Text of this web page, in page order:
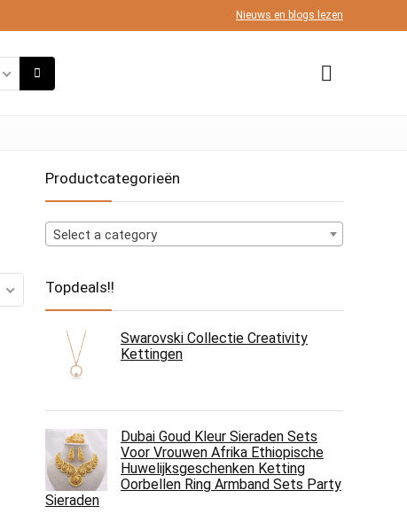
Nieuws en blogs lezen
Productcategorieën
Select a category
Topdeals!!
Swarovski Collectie Creativity
Kettingen
Dubai Goud Kleur Sieraden Sets
Voor Vrouwen Afrika Ethiopische
Huwelijksgeschenken Ketting
Oorbellen Ring Armband Sets Party
Sieraden